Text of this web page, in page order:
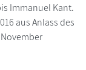
Immanuel Kant.
aus Anlass des